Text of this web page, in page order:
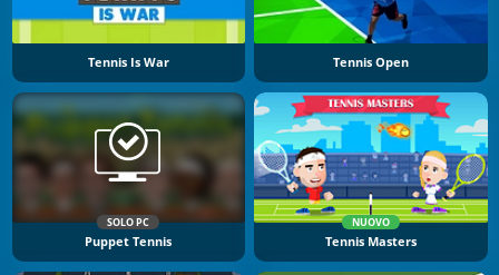
Tennis Is War Tennis Open
SOLO PC
Puppet Tennis
NUOVO
Tennis Masters